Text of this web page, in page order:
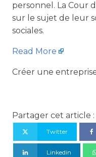
personnel. La Cour
sur le sujet de leur
sociales.
Read More
Créer une
Partager cet article :
Twitter
Linkedin